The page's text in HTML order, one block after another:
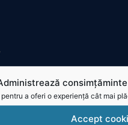
a oferi o experiență cât mai
Accept